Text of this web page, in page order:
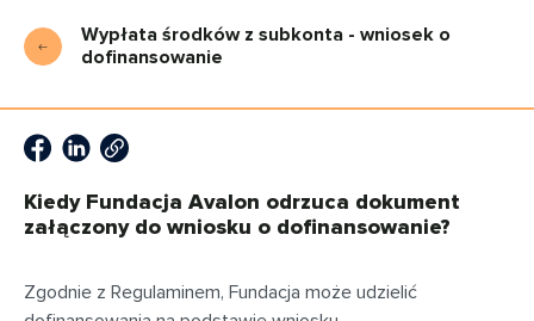
Wypłata środków z subkonta - wniosek o
dofinansowanie
Kiedy Fundacja Avalon odrzuca dokument
załączony do wniosku o dofinansowanie?
Zgodnie z Regulaminem, Fundacja może udzielić